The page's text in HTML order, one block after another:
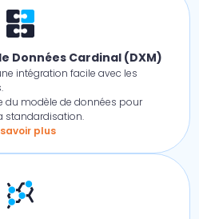
Données Cardinal (DXM)
intégration facile avec les
du modèle de données pour
standardisation.
plus